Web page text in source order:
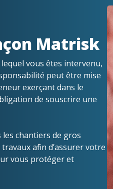
Matrisk
vous êtes intervenu,
peut être mise
exerçant dans le
de souscrire une
chantiers de gros
afin d’assurer votre
vous protéger et